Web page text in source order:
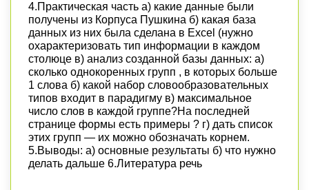
4.Практическая часть а) какие данные были
получены из Корпуса Пушкина б) какая база
данных из них была сделана в Excel (нужно
охарактеризовать тип информации в каждом
столюце в) анализ созданной базы данных: а)
сколько однокоренных групп , в которых больше
1 слова б) какой набор словообразовательных
типов входит в парадигму в) максимальное
число слов в каждой группе?На последней
странице формы есть примеры ? г) дать список
этих групп — их можно обозначать корнем.
5.Выводы: а) основные результаты б) что нужно
делать дальше 6.Литература речь